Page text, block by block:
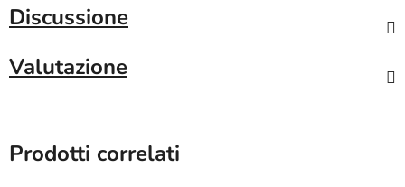
Discussione
Valutazione
Prodotti correlati